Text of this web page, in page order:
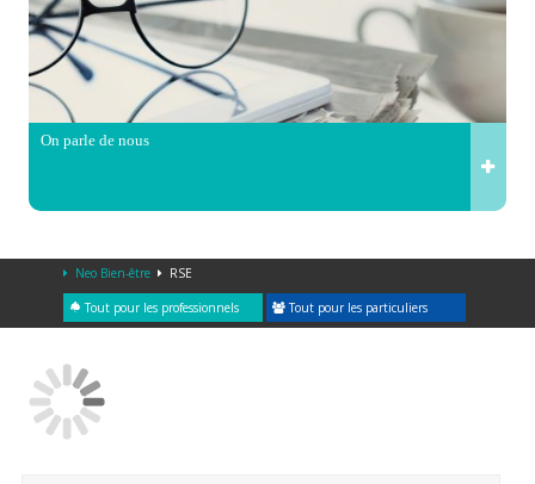
On parle de nous
Neo Bien-être RSE
Tout pour les professionnels Tout pour les particuliers